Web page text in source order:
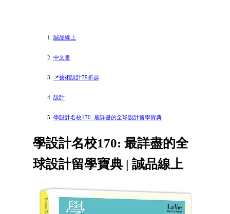
誠品線上
中文書
📌藝術設計79折起
設計
學設計名校170: 最詳盡的全球設計留學寶典
學設計名校170: 最詳盡的全
球設計留學寶典 | 誠品線上